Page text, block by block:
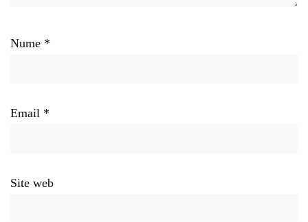
Nume *
Email *
Site web